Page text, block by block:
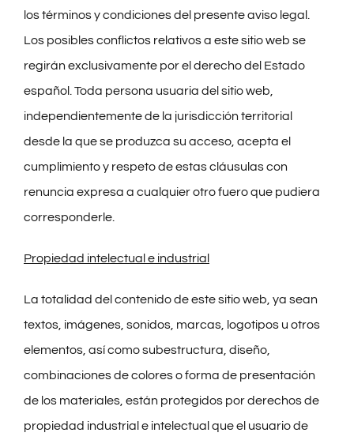
los términos y condiciones del presente aviso legal.
Los posibles conflictos relativos a este sitio web se
regirán exclusivamente por el derecho del Estado
español. Toda persona usuaria del sitio web,
independientemente de la jurisdicción territorial
desde la que se produzca su acceso, acepta el
cumplimiento y respeto de estas cláusulas con
renuncia expresa a cualquier otro fuero que pudiera
corresponderle.
Propiedad intelectual e industrial
La totalidad del contenido de este sitio web, ya sean
textos, imágenes, sonidos, marcas, logotipos u otros
elementos, así como subestructura, diseño,
combinaciones de colores o forma de presentación
de los materiales, están protegidos por derechos de
propiedad industrial e intelectual que el usuario de